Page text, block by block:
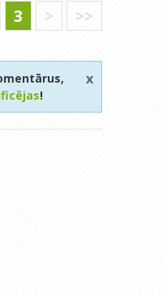
3 > >>
!
x